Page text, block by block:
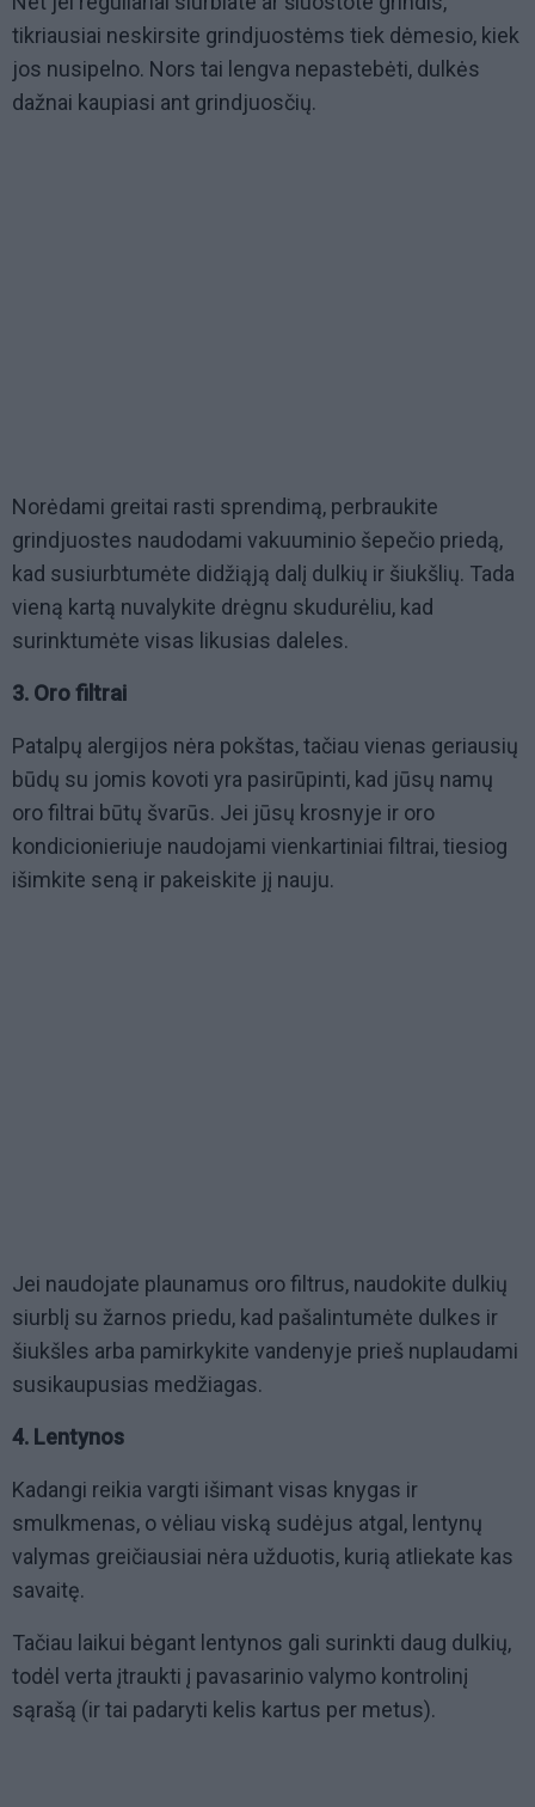
tikriausiai neskirsite grindjuostėms tiek dėmesio, kiek
jos nusipelno. Nors tai lengva nepastebėti, dulkės
dažnai kaupiasi ant grindjuosčių.
Norėdami greitai rasti sprendimą, perbraukite
grindjuostes naudodami vakuuminio šepečio priedą,
kad susiurbtumėte didžiąją dalį dulkių ir šiukšlių. Tada
vieną kartą nuvalykite drėgnu skudurėliu, kad
surinktumėte visas likusias daleles.
3. Oro filtrai
Patalpų alergijos nėra pokštas, tačiau vienas geriausių
būdų su jomis kovoti yra pasirūpinti, kad jūsų namų
oro filtrai būtų švarūs. Jei jūsų krosnyje ir oro
kondicionieriuje naudojami vienkartiniai filtrai, tiesiog
išimkite seną ir pakeiskite jį nauju.
Jei naudojate plaunamus oro filtrus, naudokite dulkių
siurblį su žarnos priedu, kad pašalintumėte dulkes ir
šiukšles arba pamirkykite vandenyje prieš nuplaudami
susikaupusias medžiagas.
4. Lentynos
Kadangi reikia vargti išimant visas knygas ir
smulkmenas, o vėliau viską sudėjus atgal, lentynų
valymas greičiausiai nėra užduotis, kurią atliekate kas
savaitę.
Tačiau laikui bėgant lentynos gali surinkti daug dulkių,
todėl verta įtraukti į pavasarinio valymo kontrolinį
sąrašą (ir tai padaryti kelis kartus per metus).